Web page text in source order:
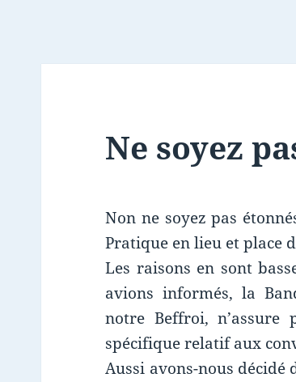
Ne soyez
Non ne soyez pas
Pratique en lieu et place
Les raisons en sont
avions informés, la
notre Beffroi, n’assure
spécifique relatif aux
Aussi avons-nous décidé